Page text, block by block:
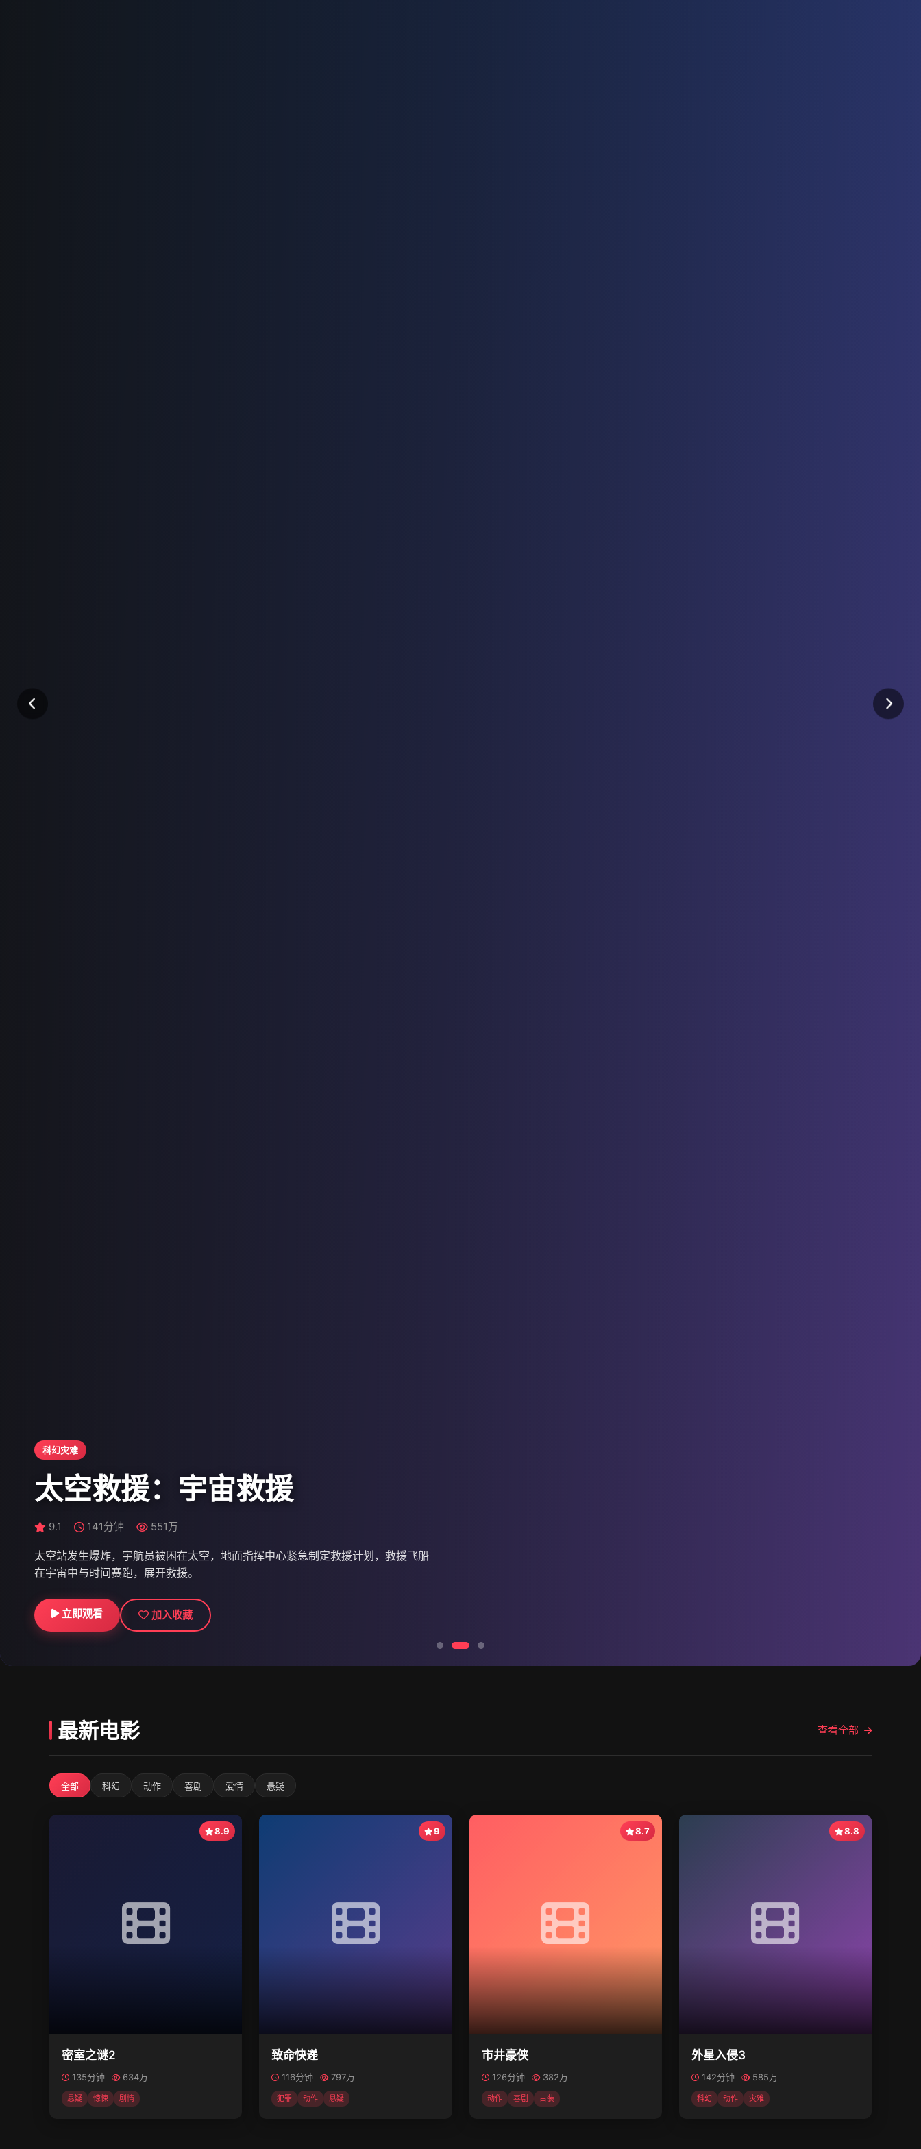
9.3 26集 | 更新至19集
立即观看 加入收藏
科幻灾难
太空救援：宇宙救援
9.1 141分钟 551万
太空站发生爆炸，宇航员被困在太空，地面指挥中心紧急制定救援计划，救援飞船
在宇宙中与时间赛跑，展开救援。
立即观看 加入收藏
9.1 58集 | 更新至50集
立即观看 加入收藏
最新电影 查看全部
全部 科幻 动作 喜剧 爱情 悬疑
8.9
密室之谜2
135分钟 634万
悬疑 惊悚 剧情
9
致命快递
116分钟 797万
犯罪 动作 悬疑
8.7
市井豪侠
126分钟 382万
动作 喜剧 古装
8.8
外星入侵3
142分钟 585万
科幻 动作 灾难